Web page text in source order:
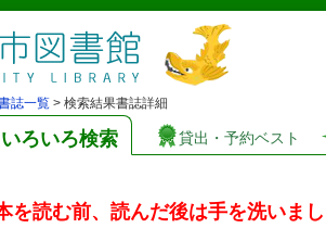
図書館
誌一覧 > 検索結果書誌詳細
いろいろ検索 貸出・予約ベスト
を読む前、読んだ後は手を洗いまし